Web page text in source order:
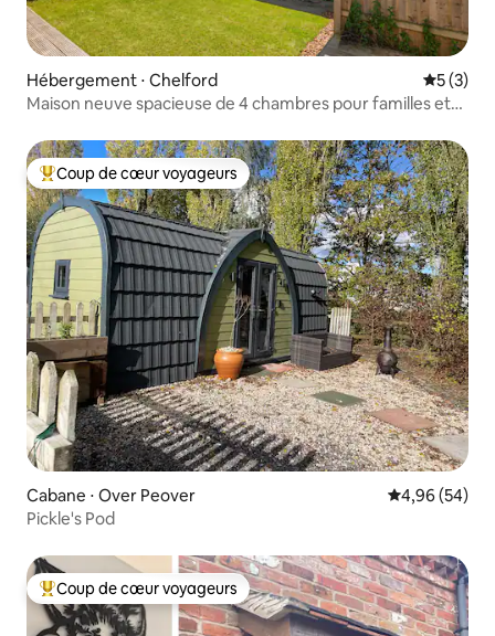
Hébergement ⋅ Chelford
5 (3)
Maison neuve spacieuse de 4 chambres pour familles et
Coups de cœur voyageurs les plus appréciés
Coup de cœur voyageurs
Cabane ⋅ Over Peover Évaluation
4,96 (54)
Pickle's Pod
Coups de cœur voyageurs les plus appréciés
Coup de cœur voyageurs